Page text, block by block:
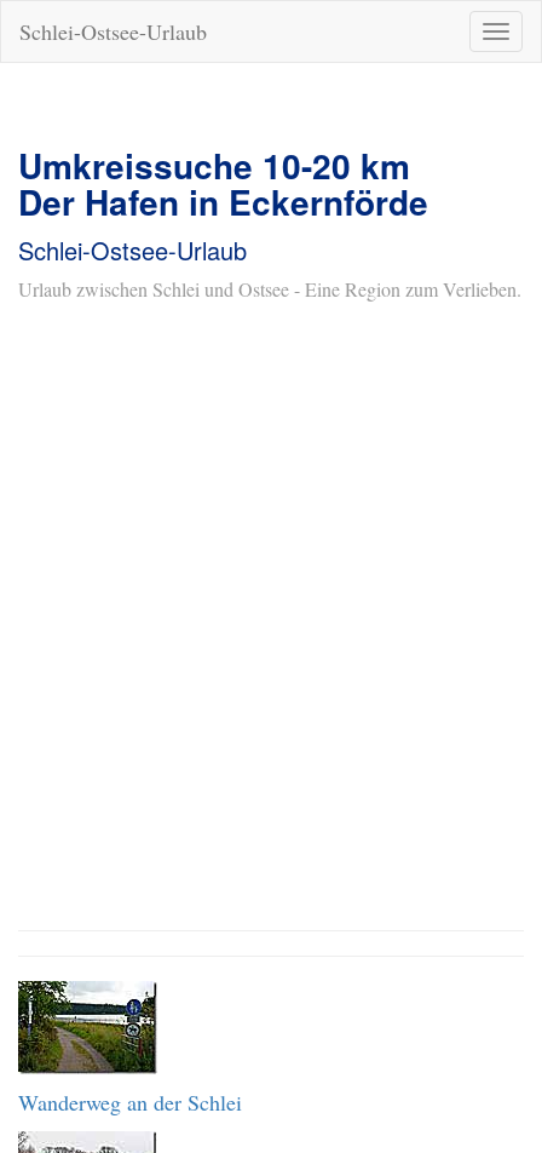
ein-/
Schlei-Ostsee-Urlaub
Umkreissuche 10-20 km
Der Hafen in Eckernförde
Schlei-Ostsee-Urlaub
Urlaub zwischen Schlei und Ostsee - Eine Region zum Verlieben.
Wanderweg an der Schlei